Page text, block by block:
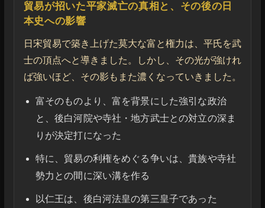
貿易が招いた平家滅亡の真相と、その後の日
本史への影響
日宋貿易で築き上げた莫大な富と権力は、平氏を武
士の頂点へと導きました。しかし、その光が強けれ
ば強いほど、その影もまた濃くなっていきました。
富そのものより、富を背景にした強引な政治
と、後白河院や寺社・地方武士との対立の深ま
りが決定打になった
特に、貿易の利権をめぐる争いは、貴族や寺社
勢力との間に深い溝を作る
以仁王は、後白河法皇の第三皇子であった